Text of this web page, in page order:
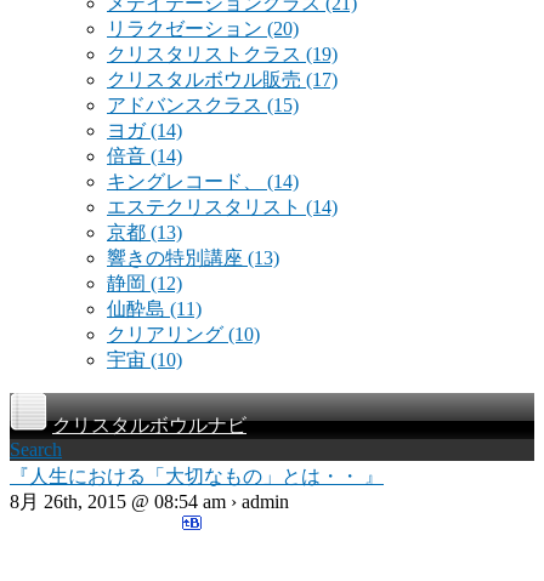
リラクゼーション (20)
クリスタリストクラス (19)
クリスタルボウル販売 (17)
アドバンスクラス (15)
ヨガ(14)
倍音 (14)
キングレコード、 (14)
エステクリスタリスト (14)
京都 (13)
響きの特別講座 (13)
静岡 (12)
仙酔島 (11)
クリアリング (10)
宇宙 (10)
クリスタルボウルナビ
Search
『人生における「大切なもの」とは・・ 』
8月 26th, 2015 @ 08:54 am › admin